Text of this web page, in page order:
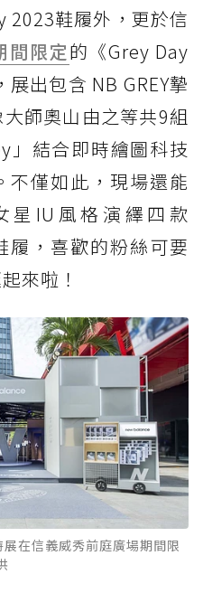
2023鞋履外，更於信
間限定的《Grey Day
出包含 NB GREY摯
師奧山由之等共9組
」結合即時繪圖科技
不僅如此，現場還能
星IU風格演繹四款
履，喜歡的粉絲可要
來啦！
在信義威秀前庭廣場期間限